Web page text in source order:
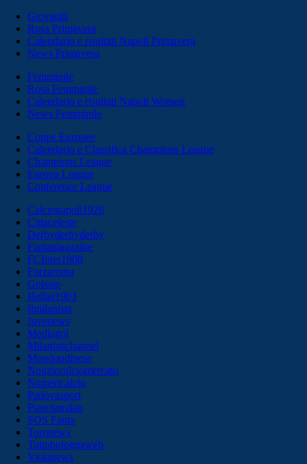
Giovanili
Rosa Primavera
Calendario e risultati Napoli Primavera
News Primavera
Femminile
Rosa Femminile
Calendario e risultati Napoli Women
News Femminile
Coppe Europee
Calendario e Classifica Champions League
Champions League
Europa League
Conference League
Calcionapoli1926
Cittaceleste
Derbyderbyderby
Fantamagazine
FCInter1908
Forzaroma
Golssip
Hellas1903
Ilmilanista
Juvenews
Mediagol
Milanistichannel
Mondoudinese
Notiziecalciomercato
Numericalcio
Padovasport
Pianetamilan
SOS Fanta
Toronews
Tuttobolognaweb
Violanews